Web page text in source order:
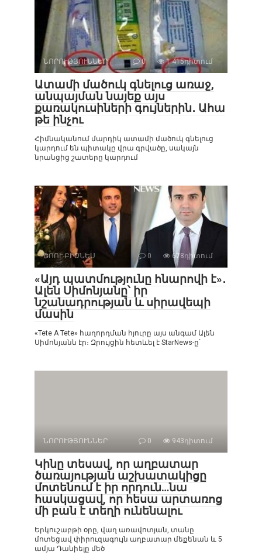
ՆՈՐՈՒԹՅՈՒՆՆԵՐ 0 1 415դիտում
Ատամի մածուկ գնելուց առաջ,
անպայման նայեք այս
քառակուսիների գույներին․ Ահա
թե ինչու
Հիմնականում մարդիկ ատամի մածուկ գնելուց
կարդում են պիտակը վրա գրվածը, սակայն
նրանցից շատերը կարդում
ՇՈՈՒ-ԲԻԶՆԵՍ 0 678դիտում
«Այդ պատմությունը հնարովի է»․
Ալեն Սիմոնյանը՝ իր
նշանադրության և սիրավեպի
մասին
«Tete A Tete» հաղորդման հյուրը այս անգամ Ալեն
Սիմոնյանն էր։ Զրույցին հետևել է StarNews-ը՝
ՆՈՐՈՒԹՅՈՒՆՆԵՐ 0 943դիտում
Կինը տեսավ, որ աղբատար
ծառայության աշխատակիցը
մոտենում է իր որդուն…նա
հասկացավ, որ հեսա արտառոց
մի բան է տեղի ունենալու
Երկուշաբթի օրը, վաղ առավոտյան, տանը
մոտեցավ փիրուզագույն աղբատար մեքենան և 5
ամյա Դանիելը մեծ